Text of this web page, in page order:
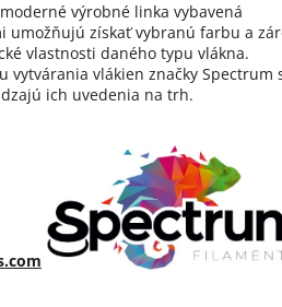
výrobné linka vybavená
umožňujú získať vybranú farbu a
vlastnosti daného typu vlákna.
vytvárania vlákien značky Spectrum
ich uvedenia na trh.